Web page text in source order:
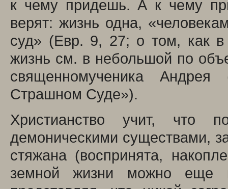
к чему придешь. А к чему
верят: жизнь одна,
суд» (Евр. 9, 27; о том, как в
жизнь см. в небольшой по
священномученика
Страшном Суде»).
Христианство учит, что
демоническими существами,
стяжана (воспринята,
земной жизни можно еще